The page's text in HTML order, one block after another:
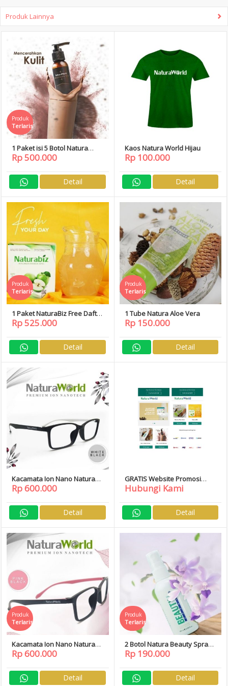
Produk Lainnya
1 Paket isi 5 Botol Natura
Chocolate Soap Free Daftar
Member
Produk
Terlaris
Rp 500.000
Detail
Kaos Natura World Hijau
Rp 100.000
Detail
1 Paket NaturaBiz Free Daftar
Member
Produk
Terlaris
Rp 525.000
Detail
1 Tube Natura Aloe Vera
Produk
Terlaris
Rp 150.000
Detail
Kacamata Ion Nano Natura
World White Black Free
Daftar Member
Rp 600.000
Detail
GRATIS Website Promosi
untuk Semua Member
Hubungi Kami
Detail
Kacamata Ion Nano Natura
World Pink Black Free Daftar
Member
Produk
Terlaris
Rp 600.000
Detail
2 Botol Natura Beauty Spray,
Natura World
Produk
Terlaris
Rp 190.000
Detail